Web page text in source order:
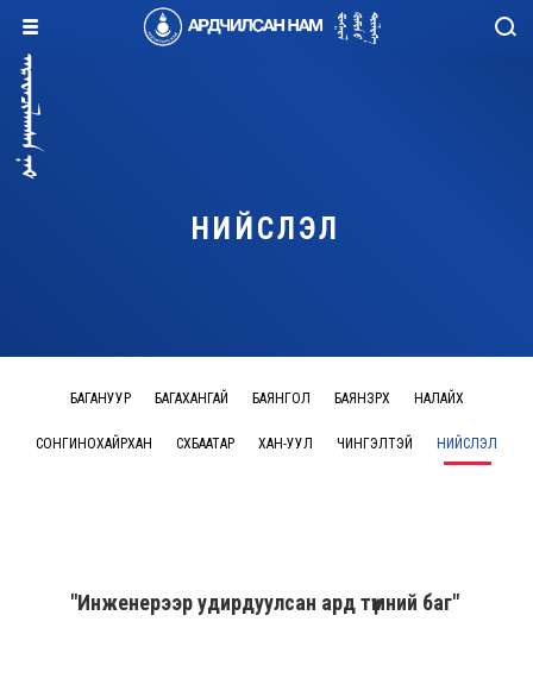
НИЙСЛЭЛ
БАГАНУУР БАГАХАНГАЙ БАЯНГОЛ БАЯНЗҮРХ НАЛАЙХ
СОНГИНОХАЙРХАН СҮХБААТАР ХАН-УУЛ ЧИНГЭЛТЭЙ НИЙСЛЭЛ
"Инженерээр удирдуулсан ард түмний баг"